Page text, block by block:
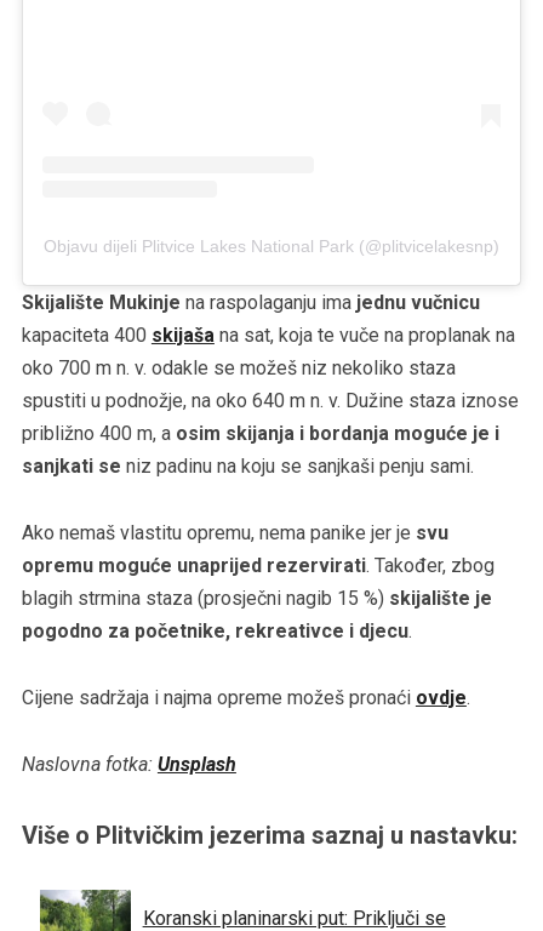
Objavu dijeli Plitvice Lakes National Park (@plitvicelakesnp)
Skijalište Mukinje na raspolaganju ima jednu vučnicu
kapaciteta 400 skijaša na sat, koja te vuče na proplanak na
oko 700 m n. v. odakle se možeš niz nekoliko staza
spustiti u podnožje, na oko 640 m n. v. Dužine staza iznose
približno 400 m, a osim skijanja i bordanja moguće je i
sanjkati se niz padinu na koju se sanjkaši penju sami.
Ako nemaš vlastitu opremu, nema panike jer je svu
opremu moguće unaprijed rezervirati. Također, zbog
blagih strmina staza (prosječni nagib 15 %) skijalište je
pogodno za početnike, rekreativce i djecu.
Cijene sadržaja i najma opreme možeš pronaći ovdje.
Naslovna fotka: Unsplash
Više o Plitvičkim jezerima saznaj u nastavku:
Koranski planinarski put: Priključi se